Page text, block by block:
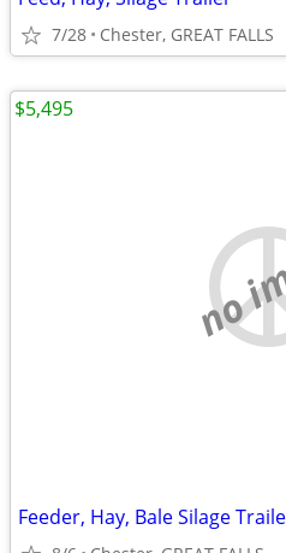
7/28 Chester, GREAT FALLS
no
Feeder, Hay, Bale Silage
$5,495